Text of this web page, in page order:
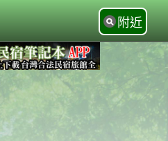
附近